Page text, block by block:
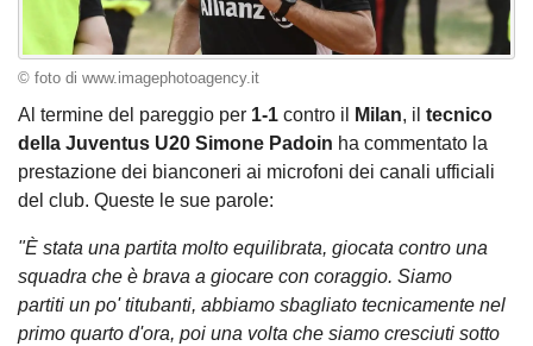
© foto di www.imagephotoagency.it
Al termine del pareggio per 1-1 contro il Milan, il tecnico
della Juventus U20 Simone Padoin ha commentato la
prestazione dei bianconeri ai microfoni dei canali ufficiali
del club. Queste le sue parole:
"È stata una partita molto equilibrata, giocata contro una
squadra che è brava a giocare con coraggio. Siamo
partiti un po' titubanti, abbiamo sbagliato tecnicamente nel
primo quarto d'ora, poi una volta che siamo cresciuti sotto